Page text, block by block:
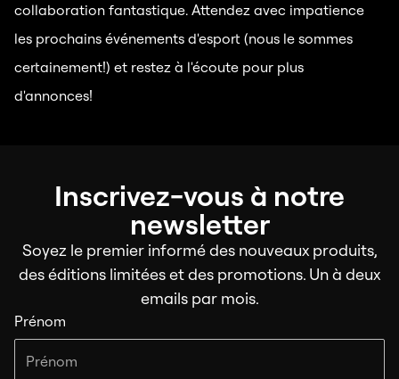
collaboration fantastique. Attendez avec impatience
les prochains événements d'esport (nous le sommes
certainement!) et restez à l'écoute pour plus
d'annonces!
Inscrivez-vous à notre
newsletter
Soyez le premier informé des nouveaux produits,
des éditions limitées et des promotions. Un à deux
emails par mois.
Prénom